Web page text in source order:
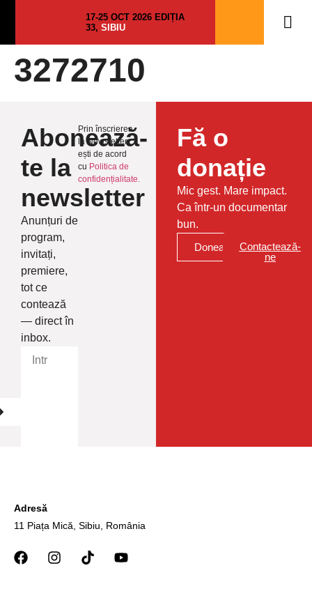
17-25 OCT 2026 EDIȚIA
33, SIBIU
3272710
Abonează-
te la
newsletter
Anunțuri de
program,
invitați,
premiere,
tot ce
contează
— direct în
inbox.
Prin înscrierea
la Newsletter
ești de acord
cu Politica de
confidențialitate.
Fă o
donație
Mic gest. Mare impact.
Ca într-un documentar
bun.
Donează
Contactează-
ne
Adresă
11 Piața Mică, Sibiu, România